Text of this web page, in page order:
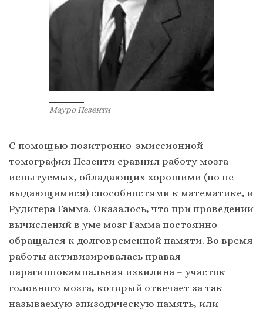
Мауро Пезенти
С помощью позитронно-эмиссионной
томографии Пезенти сравнил работу мозга
испытуемых, обладающих хорошими (но не
выдающимися) способностями к математике, и
Рудигера Гамма. Оказалось, что при проведении
вычислений в уме мозг Гамма постоянно
обращался к долговременной памяти. Во время
работы активизировалась правая
парагиппокампальная извилина – участок
головного мозга, который отвечает за так
называемую эпизодическую память, или